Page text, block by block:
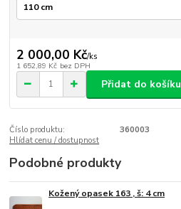
2 000,00 Kč/ks
1 652,89 Kč bez DPH
Přidat do košíku
Číslo produktu:
360003
Hlídat cenu / dostupnost
Podobné produkty
Kožený opasek 163 , š: 4 cm